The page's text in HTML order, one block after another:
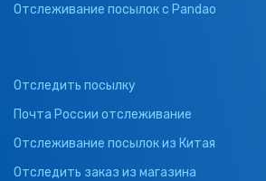
Отслеживание посылок с Pandao
Отследить посылку
Почта России отслеживание
Отслеживание посылок из Китая
Отследить заказ из магазина